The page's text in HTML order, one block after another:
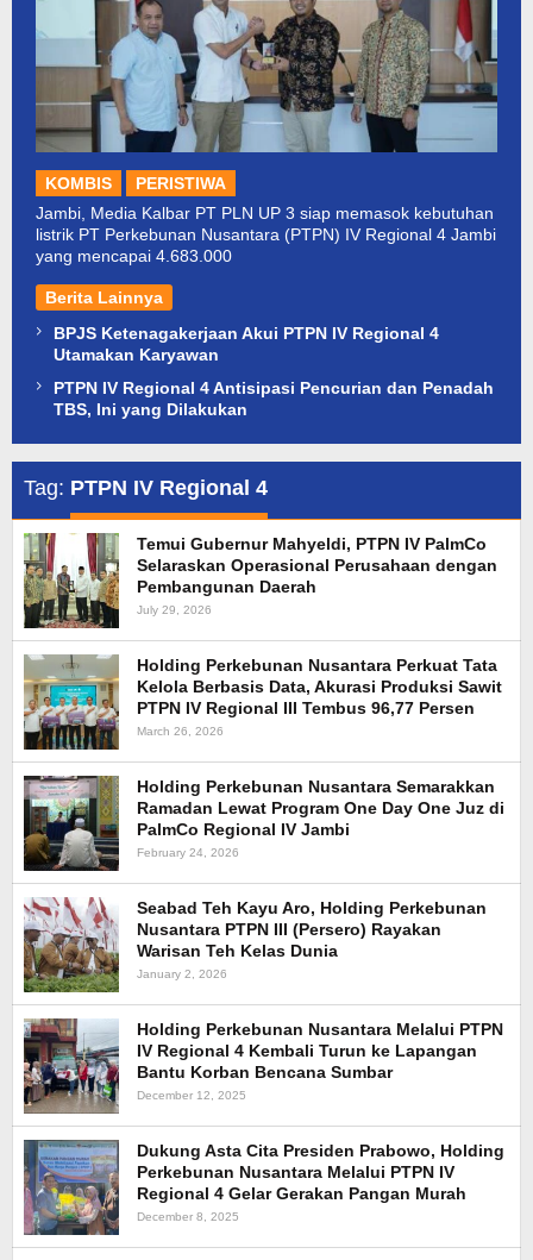
KOMBIS
PERISTIWA
Jambi, Media Kalbar PT PLN UP 3 siap memasok kebutuhan
listrik PT Perkebunan Nusantara (PTPN) IV Regional 4 Jambi
yang mencapai 4.683.000
Berita Lainnya
BPJS Ketenagakerjaan Akui PTPN IV Regional 4
Utamakan Karyawan
PTPN IV Regional 4 Antisipasi Pencurian dan Penadah
TBS, Ini yang Dilakukan
Tag: PTPN IV Regional 4
Temui Gubernur Mahyeldi, PTPN IV PalmCo
Selaraskan Operasional Perusahaan dengan
Pembangunan Daerah
July 29, 2026
Holding Perkebunan Nusantara Perkuat Tata
Kelola Berbasis Data, Akurasi Produksi Sawit
PTPN IV Regional III Tembus 96,77 Persen
March 26, 2026
Holding Perkebunan Nusantara Semarakkan
Ramadan Lewat Program One Day One Juz di
PalmCo Regional IV Jambi
February 24, 2026
Seabad Teh Kayu Aro, Holding Perkebunan
Nusantara PTPN III (Persero) Rayakan
Warisan Teh Kelas Dunia
January 2, 2026
Holding Perkebunan Nusantara Melalui PTPN
IV Regional 4 Kembali Turun ke Lapangan
Bantu Korban Bencana Sumbar
December 12, 2025
Dukung Asta Cita Presiden Prabowo, Holding
Perkebunan Nusantara Melalui PTPN IV
Regional 4 Gelar Gerakan Pangan Murah
December 8, 2025